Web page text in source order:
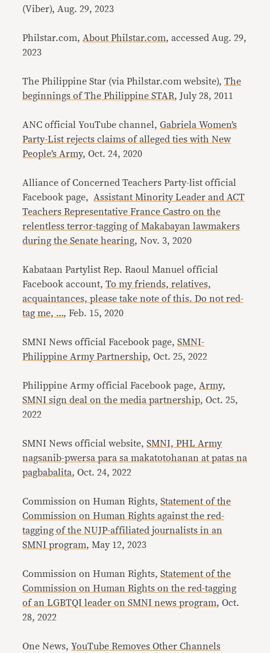
(Viber), Aug. 29, 2023
Philstar.com,About Philstar.com, accessed Aug. 29,
2023
The Philippine Star (via Philstar.com website),The
beginnings of The Philippine STAR, July 28, 2011
ANC official YouTube channel,Gabriela Women’s
Party-List rejects claims of alleged ties with New
People’s Army, Oct. 24, 2020
Alliance of Concerned Teachers Party-list official
Facebook page,Assistant Minority Leader and ACT
Teachers Representative France Castro on the
relentless terror-tagging of Makabayan lawmakers
during the Senate hearing, Nov. 3, 2020
Kabataan Partylist Rep. Raoul Manuel official
Facebook account,To my friends, relatives,
acquaintances, please take note of this. Do not red-
tag me, …, Feb. 15, 2020
SMNI News official Facebook page,SMNI-
Philippine Army Partnership, Oct. 25, 2022
Philippine Army official Facebook page,Army,
SMNI sign deal on the media partnership, Oct. 25,
2022
SMNI News official website,SMNI, PHL Army
nagsanib-pwersa para sa makatotohanan at patas na
pagbabalita, Oct. 24, 2022
Commission on Human Rights,Statement of the
Commission on Human Rights against the red-
tagging of the NUJP-affiliated journalists in an
SMNI program, May 12, 2023
Commission on Human Rights,Statement of the
Commission on Human Rights on the red-tagging
of an LGBTQI leader on SMNI news program, Oct.
28, 2022
One News,YouTube Removes Other Channels